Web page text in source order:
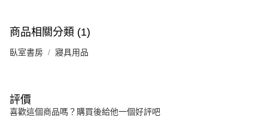
商品相關分類 (1)
臥室書房 寢具用品
評價
喜歡這個商品嗎？購買後給他一個好評吧